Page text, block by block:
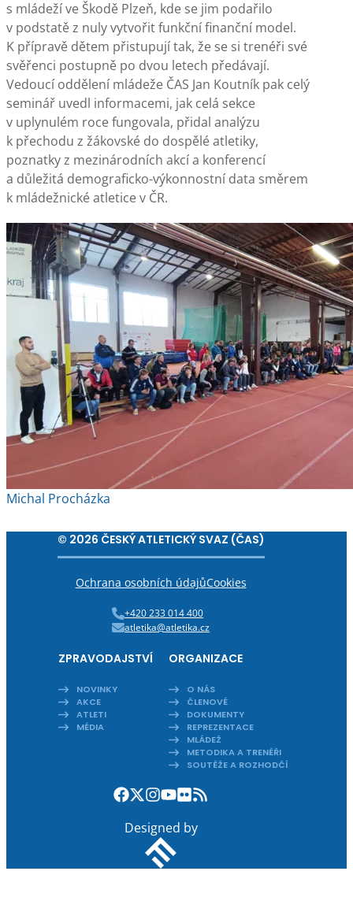
s mládeží ve Škodě Plzeň, kde se jim podařilo
v podstatě z nuly vytvořit funkční finanční model.
K přípravě dětem přistupují tak, že se si trenéři své
svěřenci postupně po dvou letech předávají.
Vedoucí oddělení mládeže ČAS Jan Koutník pak celý
seminář uvedl informacemi, jak celá sekce
v uplynulém roce fungovala, přidal analýzu
k přechodu z žákovské do dospělé atletiky,
poznatky z mezinárodních akcí a konferencí
a důležitá demograficko-výkonnostní data směrem
k mládežnické atletice v ČR.
Michal Procházka
© 2026 ČESKÝ ATLETICKÝ SVAZ (ČAS)
Ochrana osobních údajůCookies
+420 233 014 400
atletika@atletika.cz
ZPRAVODAJSTVÍ
NOVINKY
AKCE
ATLETI
MÉDIA
ORGANIZACE
O NÁS
ČLENOVÉ
DOKUMENTY
REPREZENTACE
MLÁDEŽ
METODIKA A TRENÉŘI
SOUTĚŽE A ROZHODČÍ
Designed by